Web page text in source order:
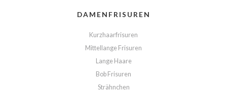
DAMENFRISUREN
Kurzhaarfrisuren
Mittellange Frisuren
Lange Haare
Bob Frisuren
Strähnchen